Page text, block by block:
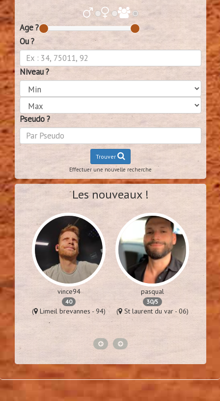
Age ?
Ou ?
Niveau ?
Pseudo ?
Trouver
Effectuer une nouvelle recherche
Les nouveaux !
vince94
40
( Limeil brevannes - 94)
pasqual
30/5
( St laurent du var - 06)